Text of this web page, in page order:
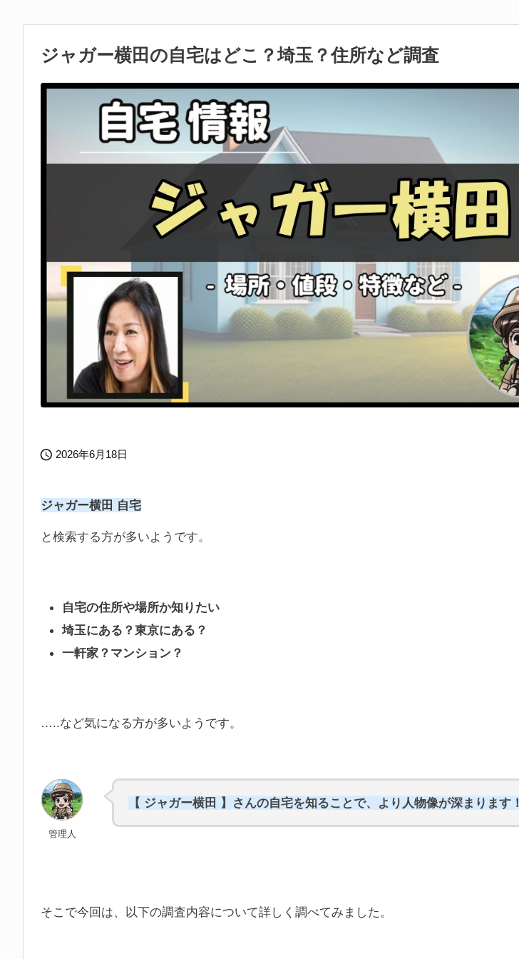
ジャガー横田の自宅はどこ？埼玉？住所など調査
 2026年6月18日
ジャガー横田 自宅
と検索する方が多いようです。
自宅の住所や場所か知りたい
埼玉にある？東京にある？
一軒家？マンション？
…..など気になる方が多いようです。
管理人
【 ジャガー横田 】さんの自宅を知ることで、より人物像が深まります！
そこで今回は、以下の調査内容について詳しく調べてみました。